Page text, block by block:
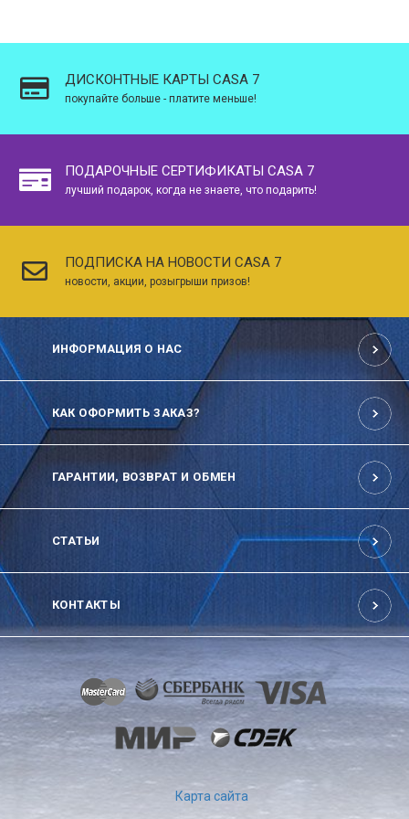
ДИСКОНТНЫЕ КАРТЫ CASA 7
покупайте больше - платите меньше!
ПОДАРОЧНЫЕ СЕРТИФИКАТЫ CASA 7
лучший подарок, когда не знаете, что подарить!
ПОДПИСКА НА НОВОСТИ CASA 7
новости, акции, розыгрыши призов!
ИНФОРМАЦИЯ О НАС
КАК ОФОРМИТЬ ЗАКАЗ?
ГАРАНТИИ, ВОЗВРАТ И ОБМЕН
СТАТЬИ
КОНТАКТЫ
Карта сайта